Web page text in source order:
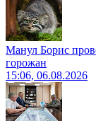
Манул Борис
горожан
15:06, 06.08.2026